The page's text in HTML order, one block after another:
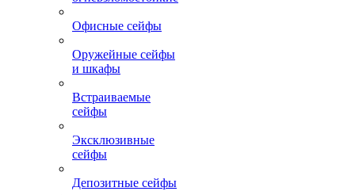
Офисные сейфы
Оружейные сейфы
и шкафы
Встраиваемые
сейфы
Эксклюзивные
сейфы
Депозитные сейфы